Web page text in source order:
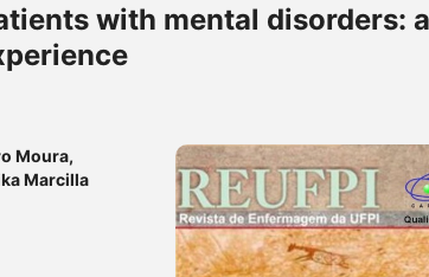
with mental disorders: a
Moura,
Marcilla